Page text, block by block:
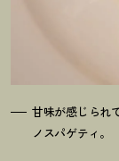
甘味が感じられ
ノスパゲティ。